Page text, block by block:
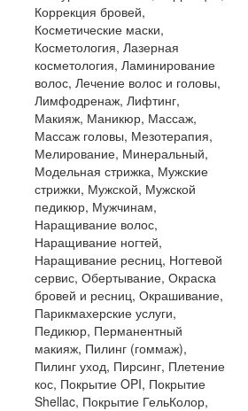
Коррекция бровей,
Косметические маски,
Косметология, Лазерная
косметология, Ламинирование
волос, Лечение волос и головы,
Лимфодренаж, Лифтинг,
Макияж, Маникюр, Массаж,
Массаж головы, Мезотерапия,
Мелирование, Минеральный,
Модельная стрижка, Мужские
стрижки, Мужской, Мужской
педикюр, Мужчинам,
Наращивание волос,
Наращивание ногтей,
Наращивание ресниц, Ногтевой
сервис, Обертывание, Окраска
бровей и ресниц, Окрашивание,
Парикмахерские услуги,
Педикюр, Перманентный
макияж, Пилинг (гоммаж),
Пилинг уход, Пирсинг, Плетение
кос, Покрытие OPI, Покрытие
Shellac, Покрытие ГельКолор,